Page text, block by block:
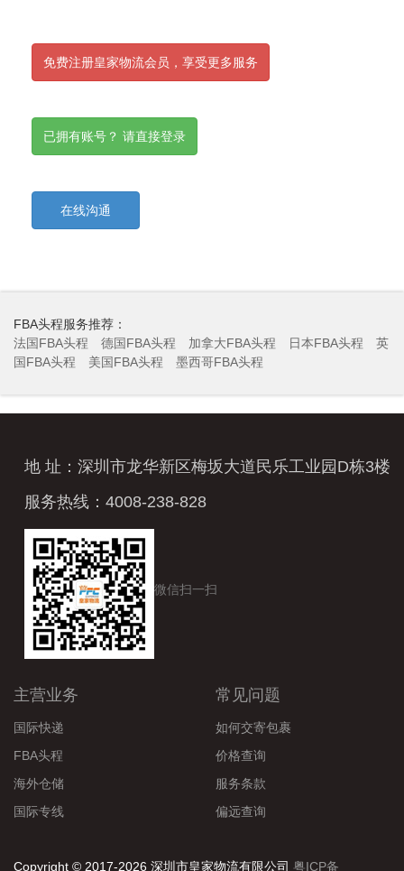
免费注册皇家物流会员，享受更多服务
已拥有账号？ 请直接登录
在线沟通
FBA头程服务推荐：
法国FBA头程
德国FBA头程 加拿大FBA头程 日本FBA头程
英
国FBA头程
美国FBA头程 墨西哥FBA头程
地 址：深圳市龙华新区梅坂大道民乐工业园D栋3楼
服务热线：4008-238-828
微信扫一扫
主营业务
国际快递
FBA头程
海外仓储
国际专线
常见问题
如何交寄包裹
价格查询
服务条款
偏远查询
Copyright © 2017-2026 深圳市皇家物流有限公司 粤ICP备